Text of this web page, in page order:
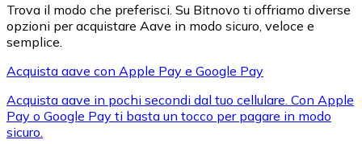
XRP
XRP
Trova il modo che preferisci. Su Bitnovo ti offriamo diverse
opzioni per acquistare Aave in modo sicuro, veloce e
semplice.
Acquista aave con Apple Pay e Google Pay
Acquista aave in pochi secondi dal tuo cellulare. Con Apple
Pay o Google Pay ti basta un tocco per pagare in modo
sicuro.